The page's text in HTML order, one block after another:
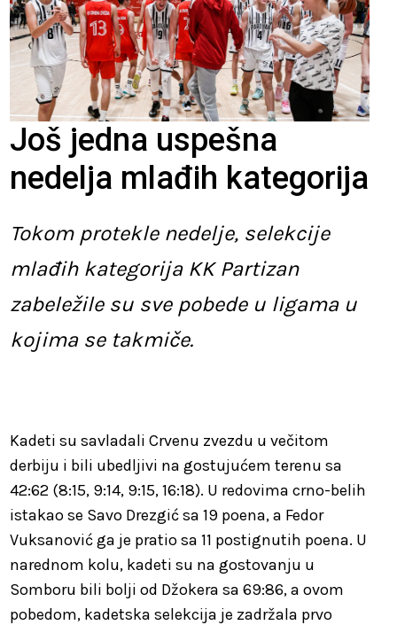
Još jedna uspešna
nedelja mlađih kategorija
Tokom protekle nedelje, selekcije
mlađih kategorija KK Partizan
zabeležile su sve pobede u ligama u
kojima se takmiče.
Kadeti su savladali Crvenu zvezdu u večitom
derbiju i bili ubedljivi na gostujućem terenu sa
42:62 (8:15, 9:14, 9:15, 16:18). U redovima crno-belih
istakao se Savo Drezgić sa 19 poena, a Fedor
Vuksanović ga je pratio sa 11 postignutih poena. U
narednom kolu, kadeti su na gostovanju u
Somboru bili bolji od Džokera sa 69:86, a ovom
pobedom, kadetska selekcija je zadržala prvo